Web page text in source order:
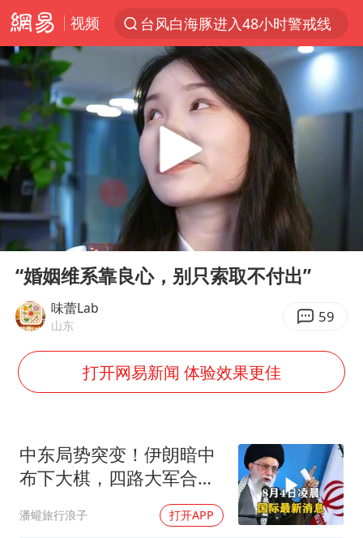
视频
台风白海豚进入48小时警戒线
以“新”破局 首发经济点亮城市消费活力
佛得角门将亮相智利俱乐部主场
中方回应是否在太平洋海底开采稀土
看守所辅警收受10万获刑1年
宇树科技发行价格150.80元/股
五粮液渠道价一箱上涨近百元
CIA被曝已秘密设立古巴工作组
24小时不关空调 电费会更低吗
中国养老床位“三连降”
我国编制完成新版全月地质图
郑国霖回应去景区上班被保安拦下
U17国足1分钟轰2球
Play
00:00 06:33
“婚姻维系靠良心，别只索取不付出”
味蕾Lab
山东 59
打开网易新闻 体验效果更佳
中东局势突变！伊朗暗中
布下大棋，四路大军合
围，特朗普面临死局
潘蠸旅行浪子 打开APP